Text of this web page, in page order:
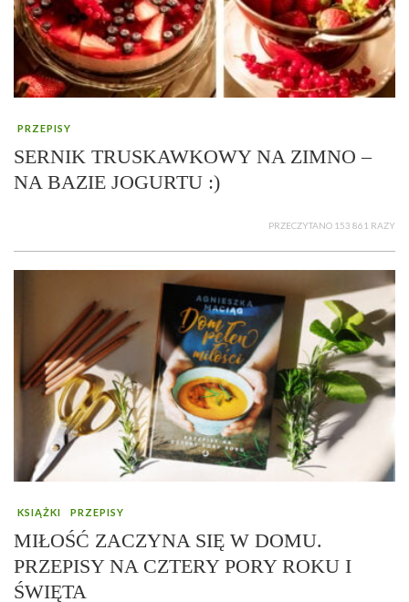
PRZEPISY
SERNIK TRUSKAWKOWY NA ZIMNO –
NA BAZIE JOGURTU :)
PRZECZYTANO 153 861 RAZY
KSIĄŻKI PRZEPISY
MIŁOŚĆ ZACZYNA SIĘ W DOMU.
PRZEPISY NA CZTERY PORY ROKU I
ŚWIĘTA